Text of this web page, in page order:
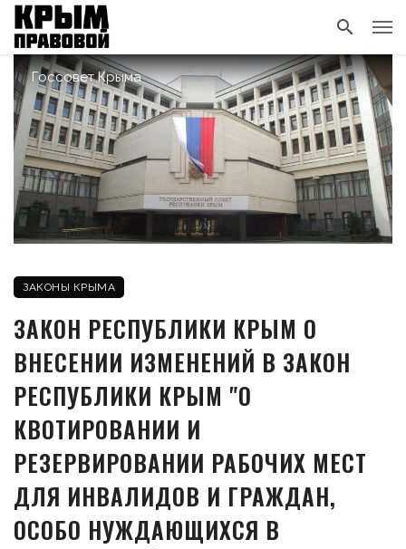
Госсовет Крыма
ЗАКОНЫ КРЫМА
ЗАКОН РЕСПУБЛИКИ КРЫМ О
ВНЕСЕНИИ ИЗМЕНЕНИЙ В ЗАКОН
РЕСПУБЛИКИ КРЫМ "О
КВОТИРОВАНИИ И
РЕЗЕРВИРОВАНИИ РАБОЧИХ МЕСТ
ДЛЯ ИНВАЛИДОВ И ГРАЖДАН,
ОСОБО НУЖДАЮЩИХСЯ В